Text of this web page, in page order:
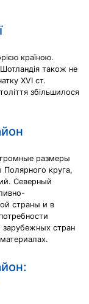
країною.
Шотландія також не
XVI ст.
збільшилося
размеры
круга,
Северный
страны и в
зарубежных стран